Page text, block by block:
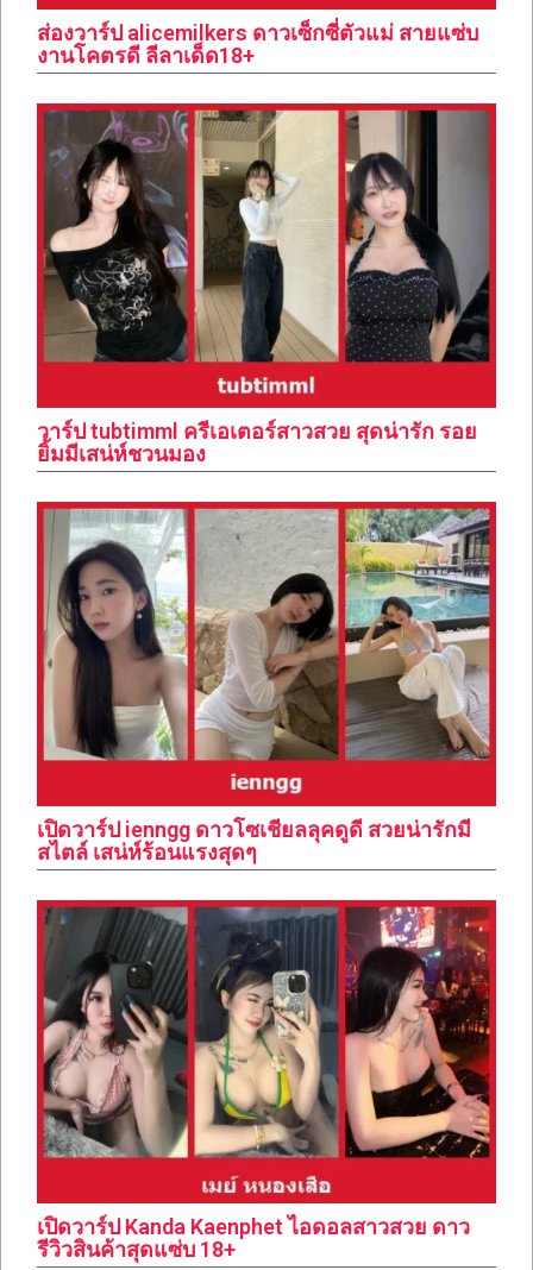
ส่องวาร์ป alicemilkers ดาวเซ็กซี่ตัวแม่ สายแซ่บ
งานโคตรดี ลีลาเด็ด18+
วาร์ป tubtimml ครีเอเตอร์สาวสวย สุดน่ารัก รอย
ยิ้มมีเสน่ห์ชวนมอง
เปิดวาร์ป ienngg ดาวโซเชียลลุคดูดี สวยน่ารักมี
สไตล์ เสน่ห์ร้อนแรงสุดๆ
เปิดวาร์ป Kanda Kaenphet ไอดอลสาวสวย ดาว
รีวิวสินค้าสุดแซ่บ 18+